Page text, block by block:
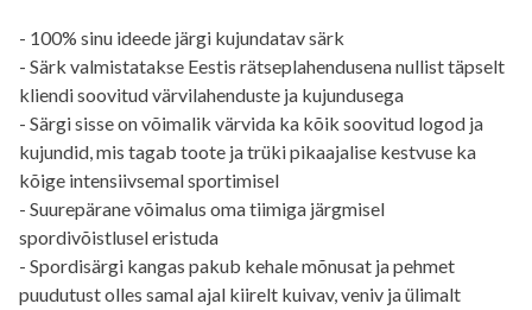
- 100% sinu ideede järgi kujundatav särk
- Särk valmistatakse Eestis rätseplahendusena nullist täpselt
kliendi soovitud värvilahenduste ja kujundusega
- Särgi sisse on võimalik värvida ka kõik soovitud logod ja
kujundid, mis tagab toote ja trüki pikaajalise kestvuse ka
kõige intensiivsemal sportimisel
- Suurepärane võimalus oma tiimiga järgmisel
spordivõistlusel eristuda
- Spordisärgi kangas pakub kehale mõnusat ja pehmet
puudutust olles samal ajal kiirelt kuivav, veniv ja ülimalt